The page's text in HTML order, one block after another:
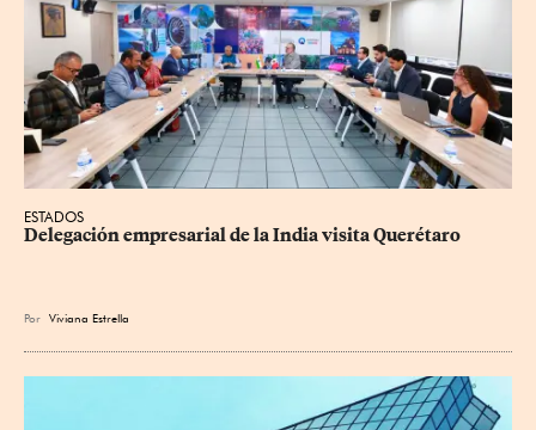
ESTADOS
Delegación empresarial de la India visita Querétaro
Por Viviana Estrella